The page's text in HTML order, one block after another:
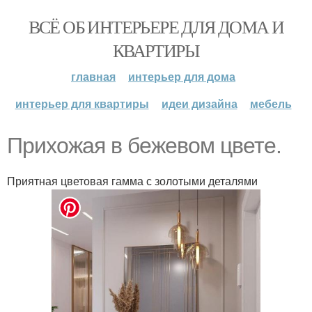
ВСЁ ОБ ИНТЕРЬЕРЕ ДЛЯ ДОМА И
КВАРТИРЫ
главная
интерьер для дома
интерьер для квартиры
идеи дизайна мебель
Прихожая в бежевом цвете.
Приятная цветовая гамма с золотыми деталями